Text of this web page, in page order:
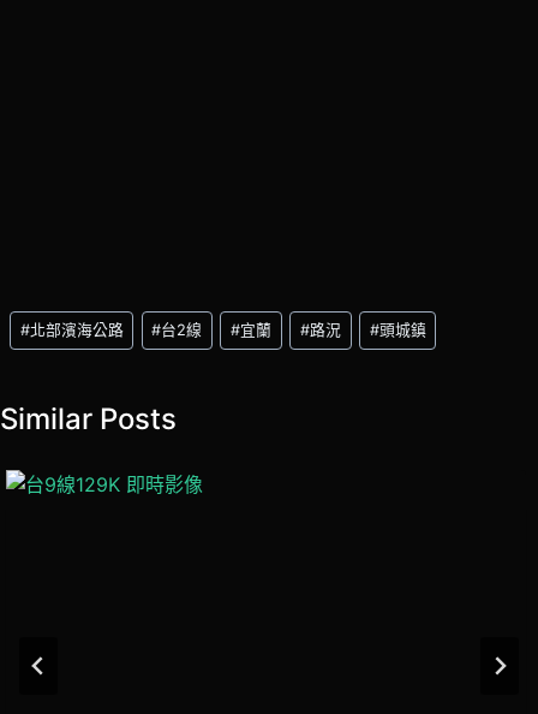
Post
Tags:
#北部濱海公路 #台2線 #宜蘭 #路況 #頭城鎮
Similar Posts